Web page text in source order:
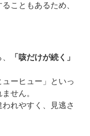
こともあるため、
「咳だけが続く」
ーヒュー」といっ
せん。
れやすく、見逃さ